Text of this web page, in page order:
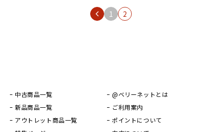
1
2
中古商品一覧
新品商品一覧
アウトレット商品一覧
@ベリーネットとは
ご利用案内
ポイントについて